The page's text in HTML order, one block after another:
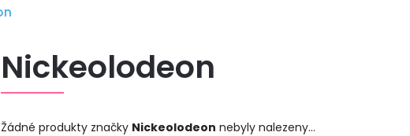
Nickeolodeon
Žádné produkty značky Nickeolodeon nebyly nalezeny...